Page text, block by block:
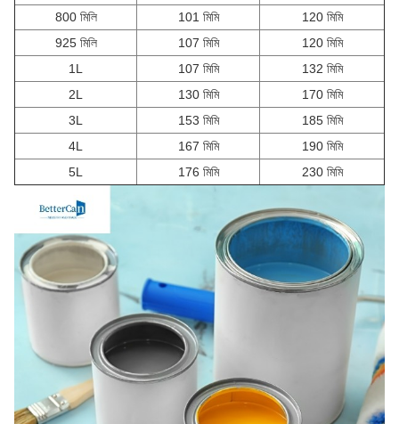
800 মিলি
101 মিমি
120 মিমি
925 মিলি
107 মিমি
120 মিমি
1L
107 মিমি
132 মিমি
2L
130 মিমি
170 মিমি
3L
153 মিমি
185 মিমি
4L
167 মিমি
190 মিমি
5L
176 মিমি 230 মিমি